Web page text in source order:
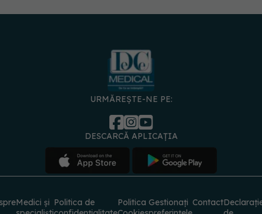
URMĂREȘTE-NE PE:
DESCARCĂ APLICAȚIA
Medici și Politica de
Politica Gestionați Contact